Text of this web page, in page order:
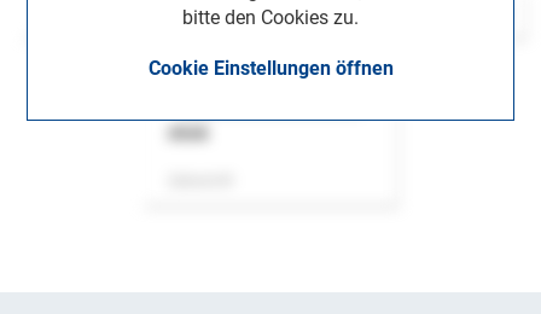
bitte den Cookies zu.
Cookie Einstellungen öffnen